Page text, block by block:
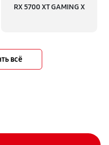
RX 5700 XT GAMING X
всё